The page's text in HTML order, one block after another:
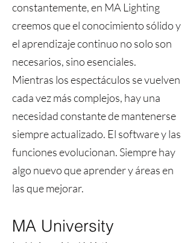
constantemente, en MA Lighting
creemos que el conocimiento sólido y
el aprendizaje continuo no solo son
necesarios, sino esenciales.
Mientras los espectáculos se vuelven
cada vez más complejos, hay una
necesidad constante de mantenerse
siempre actualizado. El software y las
funciones evolucionan. Siempre hay
algo nuevo que aprender y áreas en
las que mejorar.
MA University